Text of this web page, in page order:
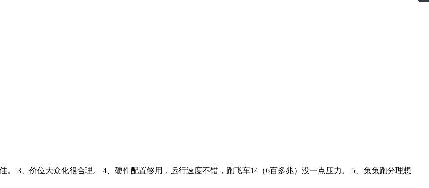
3、价位大众化很合理。 4、硬件配置够用，运行速度不错，跑飞车14（6百多兆）没一点压力。 5、兔兔跑分理想